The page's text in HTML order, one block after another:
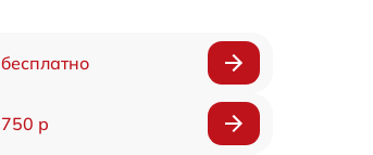
бесплатно
750 р